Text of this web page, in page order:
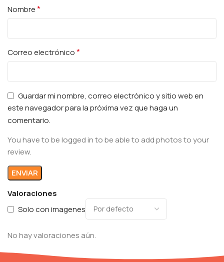
Valoraciones
Solo con imagenes
No hay valoraciones aún.
Nombre*
Correo electrónico*
Guardar mi nombre, correo electrónico y sitio web en
este navegador para la próxima vez que haga un
comentario.
You have to be logged in to be able to add photos to your
review.